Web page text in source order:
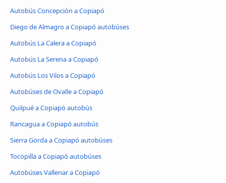
Autobús Concepción a Copiapó
Diego de Almagro a Copiapó autobúses
Autobús La Calera a Copiapó
Autobús La Serena a Copiapó
Autobús Los Vilos a Copiapó
Autobúses de Ovalle a Copiapó
Quilpué a Copiapó autobús
Rancagua a Copiapó autobús
Sierra Gorda a Copiapó autobúses
Tocopilla a Copiapó autobúses
Autobúses Vallenar a Copiapó